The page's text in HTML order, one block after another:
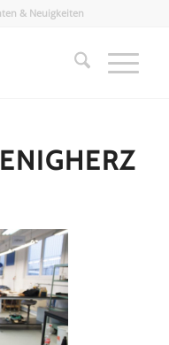
& Neuigkeiten